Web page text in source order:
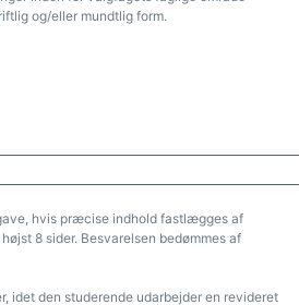
og/eller mundtlig form.
hvis præcise indhold fastlægges af
8 sider. Besvarelsen bedømmes af
idet den studerende udarbejder en revideret